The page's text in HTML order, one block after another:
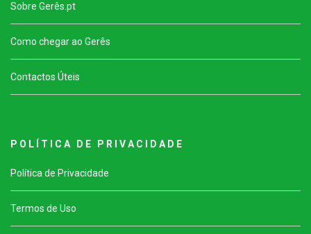
Sobre Gerês.pt
Como chegar ao Gerês
Contactos Úteis
P O L Í T I C A D E P R I V A C I D A D E
Política de Privacidade
Termos de Uso